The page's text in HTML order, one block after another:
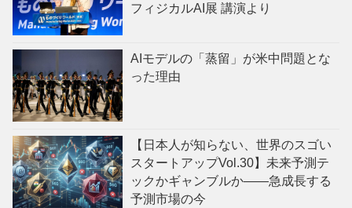
フィジカルAI展 講演より
AIモデルの「蒸留」が米中問題とな
った理由
【日本人が知らない、世界のスゴい
スタートアップVol.30】未来予測テ
ックかギャンブルか——急成長する
予測市場の今